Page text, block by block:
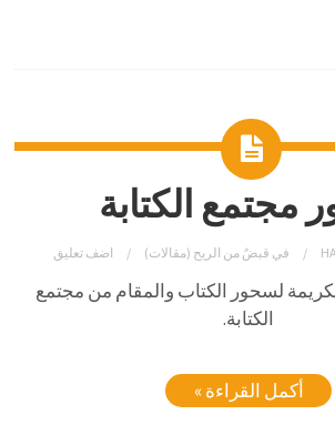
مجتمع الكتابة
في قبضٌ من الريح (مقالات) اضف تعليق
لسحور الكتاب والمقام من مجتمع
الكتابة.
أكمل القراءة »